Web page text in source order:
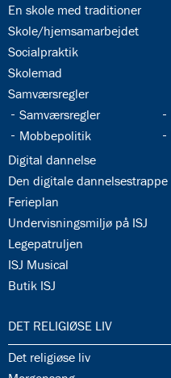
34.2:
En skole med traditioner
34.3:
Skole/hjemsamarbejdet
34.4:
Socialpraktik
34.5:
Skolemad
34.6:
Samværsregler
34.7:
Samværsregler
34.9:
Mobbepolitik
34.11:
Digital dannelse
34.12:
Den digitale dannelsestrappe
34.13:
Ferieplan
34.14:
Undervisningsmiljø på ISJ
34.15:
Legepatruljen
34.16:
ISJ Musical
34.17:
Butik ISJ
35.0:
DET RELIGIØSE LIV
35.1:
Det religiøse liv